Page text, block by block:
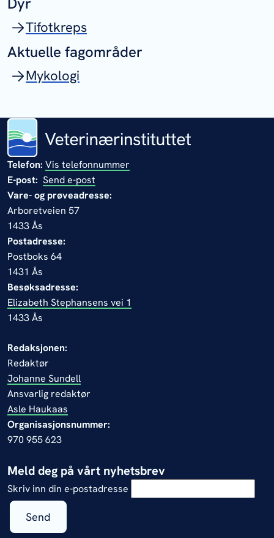
Tifotkreps
Aktuelle fagområder
Mykologi
Telefon: Vis telefonnummer
E-post: Send e-post
Vare- og prøveadresse:
Arboretveien 57
1433 Ås
Postadresse:
Postboks 64
1431 Ås
Besøksadresse:
Elizabeth Stephansens vei 1
1433 Ås
Redaksjonen:
Redaktør
Johanne Sundell
Ansvarlig redaktør
Asle Haukaas
Organisasjonsnummer:
970 955 623
Meld deg på vårt nyhetsbrev
Skriv inn din e-postadresse
Send